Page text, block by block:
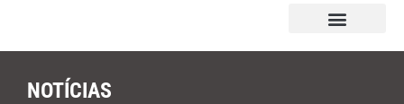
NOTÍCIAS